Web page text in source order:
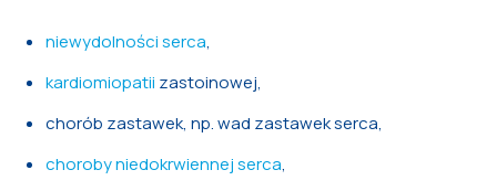
niewydolności serca,
kardiomiopatii zastoinowej,
chorób zastawek, np. wad zastawek serca,
choroby niedokrwiennej serca,